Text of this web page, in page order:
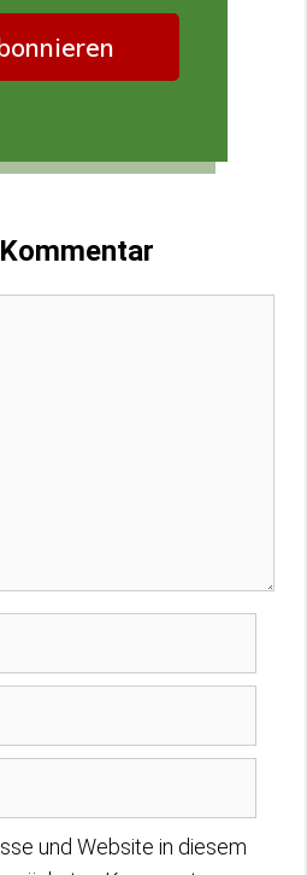
und Website in diesem